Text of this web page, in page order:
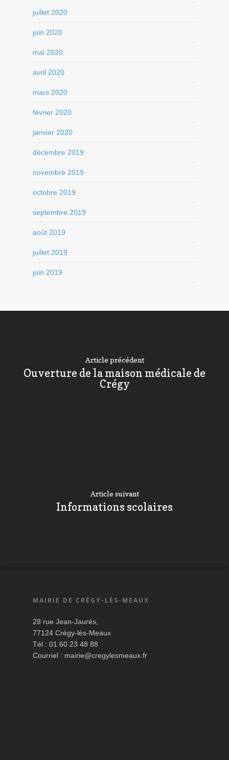
juillet 2020
juin 2020
mai 2020
avril 2020
mars 2020
février 2020
janvier 2020
décembre 2019
novembre 2019
octobre 2019
septembre 2019
août 2019
juillet 2019
juin 2019
Article précédent
Ouverture de la maison médicale de
Crégy
Article suivant
Informations scolaires
MAIRIE DE CRÉGY-LÈS-MEAUX
28 rue Jean-Jaurès,
77124 Crégy-lès-Meaux
Tél : 01 60 23 48 88
Courriel : mairie@cregylesmeaux.fr